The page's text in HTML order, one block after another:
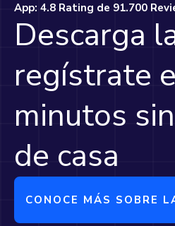
App: 4.8 Rating de 91.700
Descarga
regístrate
minutos
de casa
CONOCE MÁS SOBRE